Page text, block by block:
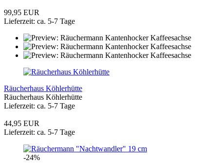
99,95 EUR
Lieferzeit: ca. 5-7 Tage
Räucherhaus Köhlerhütte
Räucherhaus Köhlerhütte
Lieferzeit: ca. 5-7 Tage
44,95 EUR
Lieferzeit: ca. 5-7 Tage
-24%